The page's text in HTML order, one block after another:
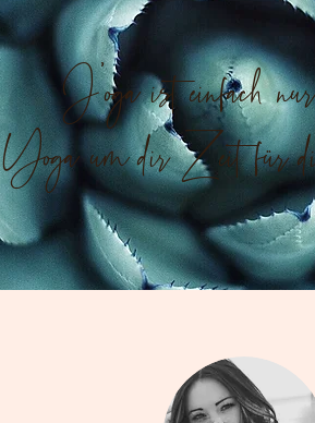
J'oga ist einfach
Yoga um dir Zeit für